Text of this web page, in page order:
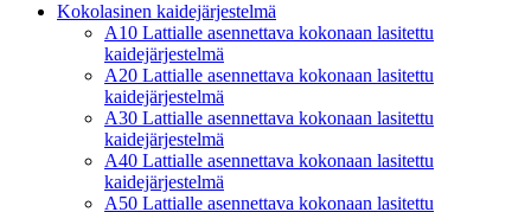
Kokolasinen kaidejärjestelmä
A10 Lattialle asennettava kokonaan lasitettu
kaidejärjestelmä
A20 Lattialle asennettava kokonaan lasitettu
kaidejärjestelmä
A30 Lattialle asennettava kokonaan lasitettu
kaidejärjestelmä
A40 Lattialle asennettava kokonaan lasitettu
kaidejärjestelmä
A50 Lattialle asennettava kokonaan lasitettu